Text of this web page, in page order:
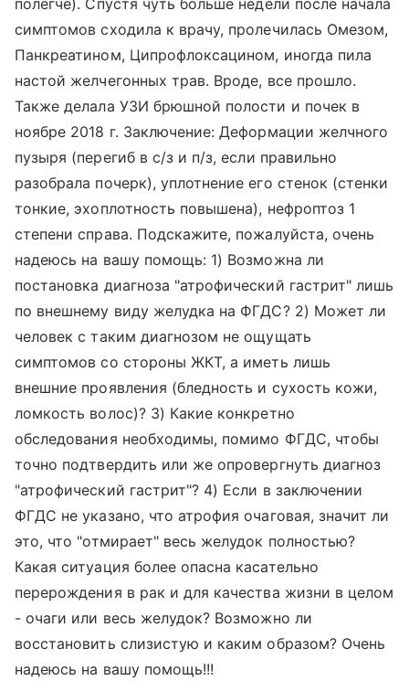
полегче). Спустя чуть больше недели после начала
симптомов сходила к врачу, пролечилась Омезом,
Панкреатином, Ципрофлоксацином, иногда пила
настой желчегонных трав. Вроде, все прошло.
Также делала УЗИ брюшной полости и почек в
ноябре 2018 г. Заключение: Деформации желчного
пузыря (перегиб в с/з и п/з, если правильно
разобрала почерк), уплотнение его стенок (стенки
тонкие, эхоплотность повышена), нефроптоз 1
степени справа. Подскажите, пожалуйста, очень
надеюсь на вашу помощь: 1) Возможна ли
постановка диагноза "атрофический гастрит" лишь
по внешнему виду желудка на ФГДС? 2) Может ли
человек с таким диагнозом не ощущать
симптомов со стороны ЖКТ, а иметь лишь
внешние проявления (бледность и сухость кожи,
ломкость волос)? 3) Какие конкретно
обследования необходимы, помимо ФГДС, чтобы
точно подтвердить или же опровергнуть диагноз
"атрофический гастрит"? 4) Если в заключении
ФГДС не указано, что атрофия очаговая, значит ли
это, что "отмирает" весь желудок полностью?
Какая ситуация более опасна касательно
перерождения в рак и для качества жизни в целом
- очаги или весь желудок? Возможно ли
восстановить слизистую и каким образом? Очень
надеюсь на вашу помощь!!!